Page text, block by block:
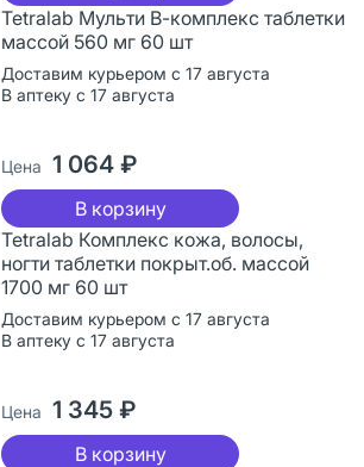
Tetralab Мульти В-комплекс таблетки
массой 560 мг 60 шт
Доставим курьером с 17 августа
В аптеку с 17 августа
Цена 1 064 ₽
В корзину
Tetralab Комплекс кожа, волосы,
ногти таблетки покрыт.об. массой
1700 мг 60 шт
Доставим курьером с 17 августа
В аптеку с 17 августа
Цена 1 345 ₽
В корзину